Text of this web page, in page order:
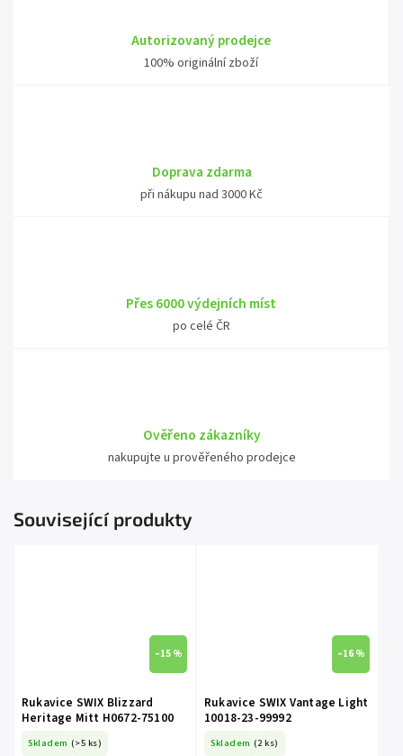
Autorizovaný prodejce
100% originální zboží
Doprava zdarma
při nákupu nad 3000 Kč
Přes 6000 výdejních míst
po celé ČR
Ověřeno zákazníky
nakupujte u prověřeného prodejce
Související produkty
–15 %
Rukavice SWIX Blizzard
Heritage Mitt H0672-75100
Skladem (>5 ks)
–16 %
Rukavice SWIX Vantage Light
10018-23-99992
Skladem (2 ks)